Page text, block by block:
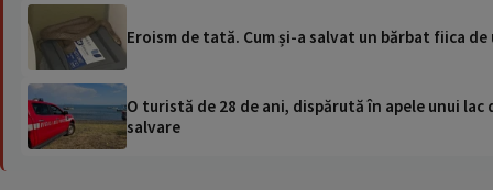
Eroism de tată. Cum și-a salvat un bărbat fiica de
O turistă de 28 de ani, dispărută în apele unui
salvare